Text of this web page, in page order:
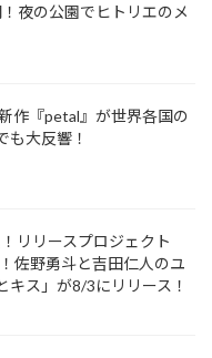
夜の公園でヒトリエのメ
作『petal』が世界各国の
も大反響！
リリースプロジェクト
佐野勇斗と吉田仁人のユ
キス」が8/3にリリース！